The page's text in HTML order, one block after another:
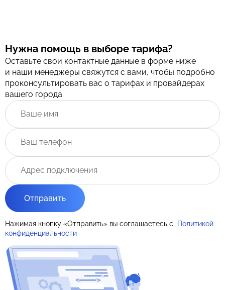
Нужна помощь в выборе тарифа?
Оставьте свои контактные данные в форме ниже
и наши менеджеры свяжутся с вами, чтобы подробно
проконсультировать вас о тарифах и провайдерах
вашего города
Отправить
Нажимая кнопку «Отправить» вы соглашаетесь с
Политикой
конфиденциальности